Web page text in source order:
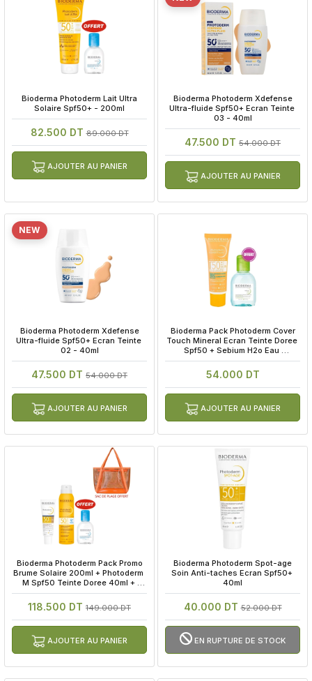
Bioderma Photoderm Lait Ultra
Solaire Spf50+ - 200ml
82.500 DT89.000 DT
AJOUTER AU PANIER
Bioderma Photoderm Xdefense
Ultra-fluide Spf50+ Ecran Teinte
03 - 40ml
47.500 DT 54.000 DT
AJOUTER AU PANIER
NEW
Bioderma Photoderm Xdefense
Ultra-fluide Spf50+ Ecran Teinte
02 - 40ml
47.500 DT 54.000 DT
AJOUTER AU PANIER
Bioderma Pack Photoderm Cover
Touch Mineral Ecran Teinte Doree
Spf50 + Sebium H2o Eau
Micellaire 100ml Offerte
54.000 DT
AJOUTER AU PANIER
Bioderma Photoderm Pack Promo
Brume Solaire 200ml + Photoderm
M Spf50 Teinte Doree 40ml +
Hydrabio H2o 100ml
118.500 DT 149.000 DT
AJOUTER AU PANIER
Bioderma Photoderm Spot-age
Soin Anti-taches Ecran Spf50+
40ml
40.000 DT52.000 DT
EN RUPTURE DE STOCK